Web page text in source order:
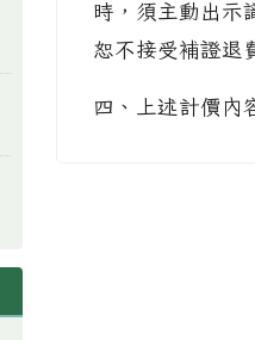
時，須主動出示
恕不接受補證退
四、上述計價內